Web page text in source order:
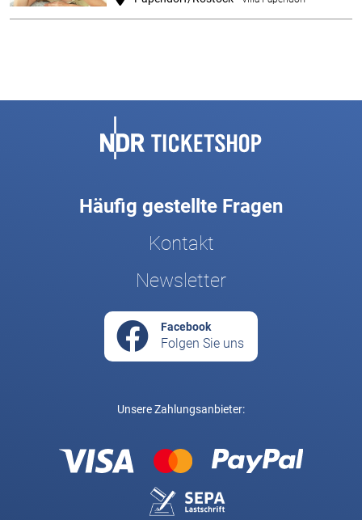
Häufig gestellte Fragen
Kontakt
Newsletter
Facebook
Folgen Sie uns
Unsere Zahlungsanbieter: